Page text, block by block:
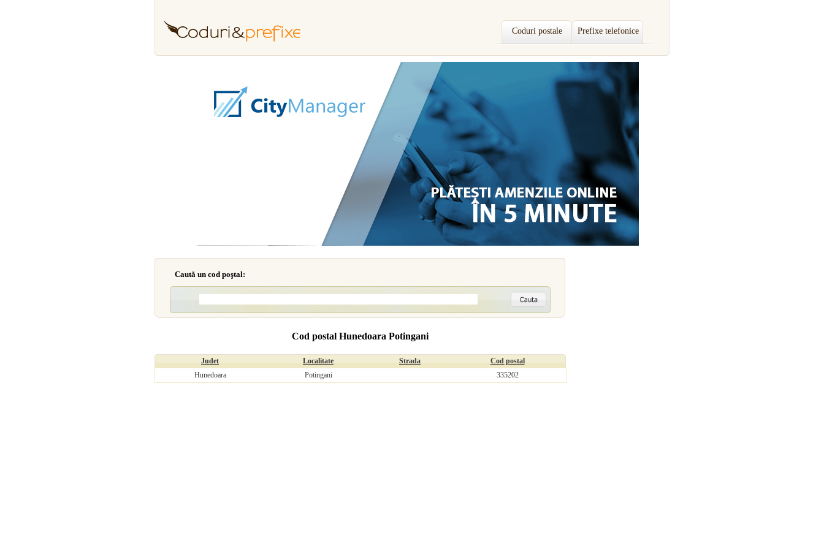
Coduri postale Prefixe telefonice
Caută un cod poştal:
Cod postal Hunedoara Potingani
Judet Localitate Strada
Cod postal
Hunedoara
Potingani 335202